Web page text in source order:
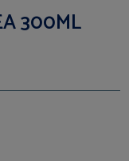
300ML